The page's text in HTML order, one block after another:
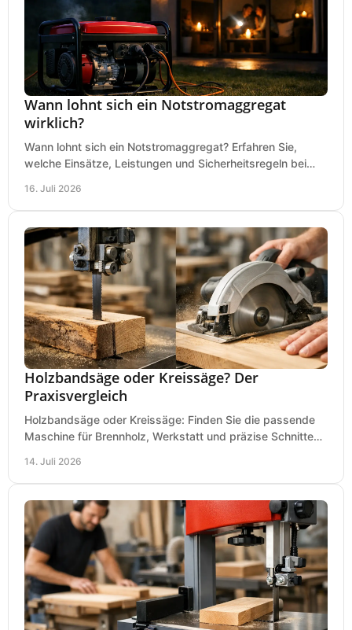
Wann lohnt sich ein Notstromaggregat
wirklich?
Wann lohnt sich ein Notstromaggregat? Erfahren Sie,
welche Einsätze, Leistungen und Sicherheitsregeln bei
16. Juli 2026
Holzbandsäge oder Kreissäge? Der
Praxisvergleich
Holzbandsäge oder Kreissäge: Finden Sie die passende
Maschine für Brennholz, Werkstatt und präzise Schnitte
14. Juli 2026